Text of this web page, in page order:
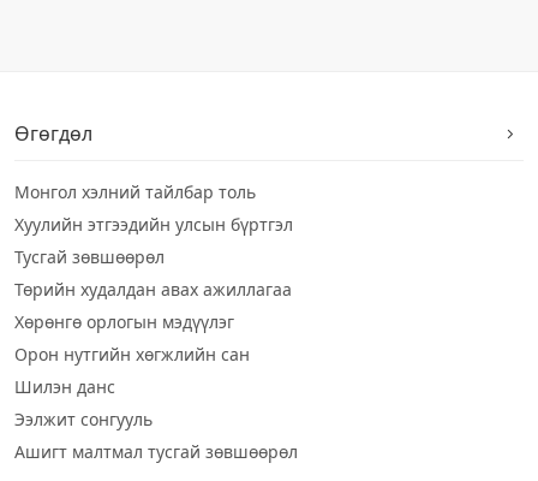
Өгөгдөл
Монгол хэлний тайлбар толь
Хуулийн этгээдийн улсын бүртгэл
Тусгай зөвшөөрөл
Төрийн худалдан авах ажиллагаа
Хөрөнгө орлогын мэдүүлэг
Орон нутгийн хөгжлийн сан
Шилэн данс
Ээлжит сонгууль
Ашигт малтмал тусгай зөвшөөрөл